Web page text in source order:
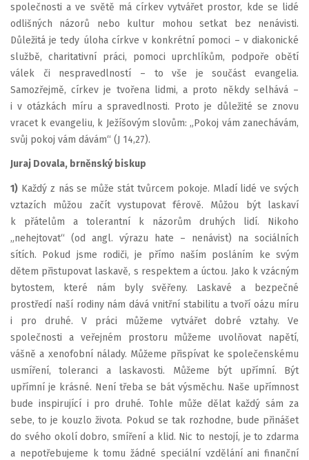
společnosti a ve světě má církev vytvářet prostor, kde se lidé
odlišných názorů nebo kultur mohou setkat bez nenávisti.
Důležitá je tedy úloha církve v konkrétní pomoci – v diakonické
službě, charitativní práci, pomoci uprchlíkům, podpoře obětí
válek či nespravedlností – to vše je součást evangelia.
Samozřejmě, církev je tvořena lidmi, a proto někdy selhává –
i v otázkách míru a spravedlnosti. Proto je důležité se znovu
vracet k evangeliu, k Ježíšovým slovům: „Pokoj vám zanechávám,
svůj pokoj vám dávám“ (J 14,27).
Juraj Dovala, brněnský biskup
1) Každý z nás se může stát tvůrcem pokoje. Mladí lidé ve svých
vztazích můžou začít vystupovat férově. Můžou být laskaví
k přátelům a tolerantní k názorům druhých lidí. Nikoho
„nehejtovat“ (od angl. výrazu hate – nenávist) na sociálních
sítích. Pokud jsme rodiči, je přímo naším posláním ke svým
dětem přistupovat laskavě, s respektem a úctou. Jako k vzácným
bytostem, které nám byly svěřeny. Laskavé a bezpečné
prostředí naší rodiny nám dává vnitřní stabilitu a tvoří oázu míru
i pro druhé. V práci můžeme vytvářet dobré vztahy. Ve
společnosti a veřejném prostoru můžeme uvolňovat napětí,
vášně a xenofobní nálady. Můžeme přispívat ke společenskému
usmíření, toleranci a laskavosti. Můžeme být upřímní. Být
upřímní je krásné. Není třeba se bát výsměchu. Naše upřímnost
bude inspirující i pro druhé. Tohle může dělat každý sám za
sebe, to je kouzlo života. Pokud se tak rozhodne, bude přinášet
do svého okolí dobro, smíření a klid. Nic to nestojí, je to zdarma
a nepotřebujeme k tomu žádné speciální vzdělání ani finanční